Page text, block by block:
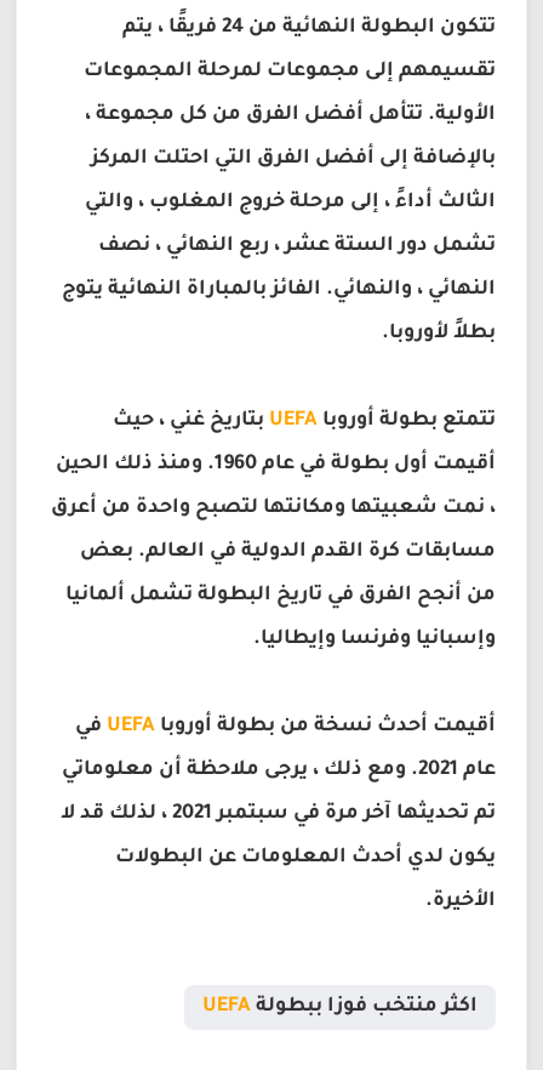
تتكون البطولة النهائية من 24 فريقًا ، يتم
تقسيمهم إلى مجموعات لمرحلة المجموعات
الأولية. تتأهل أفضل الفرق من كل مجموعة ،
بالإضافة إلى أفضل الفرق التي احتلت المركز
الثالث أداءً ، إلى مرحلة خروج المغلوب ، والتي
تشمل دور الستة عشر ، ربع النهائي ، نصف
النهائي ، والنهائي. الفائز بالمباراة النهائية يتوج
بطلاً لأوروبا.
تتمتع بطولة أوروباUEFA بتاريخ غني ، حيث
أقيمت أول بطولة في عام 1960. ومنذ ذلك الحين
، نمت شعبيتها ومكانتها لتصبح واحدة من أعرق
مسابقات كرة القدم الدولية في العالم. بعض
من أنجح الفرق في تاريخ البطولة تشمل ألمانيا
وإسبانيا وفرنسا وإيطاليا.
أقيمت أحدث نسخة من بطولة أوروباUEFA في
عام 2021. ومع ذلك ، يرجى ملاحظة أن معلوماتي
تم تحديثها آخر مرة في سبتمبر 2021 ، لذلك قد لا
يكون لدي أحدث المعلومات عن البطولات
الأخيرة.
اكثر منتخب فوزا ببطولةUEFA